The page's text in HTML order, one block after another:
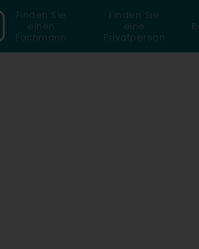
Finden Sie
einen
Fachmann
Finden Sie
eine
Privatperson